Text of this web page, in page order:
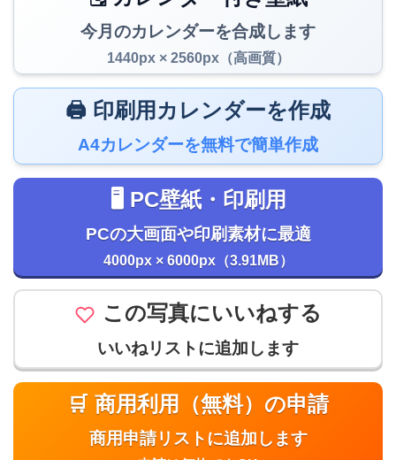
今月のカレンダーを合成します
1440px × 2560px（高画質）
🖨️ 印刷用カレンダーを作成
A4カレンダーを無料で簡単作成
🖥️ PC壁紙・印刷用
PCの大画面や印刷素材に最適
4000px × 6000px（3.91MB）
この写真にいいねする
いいねリストに追加します
🛒 商用利用（無料）の申請
商用申請リストに追加します